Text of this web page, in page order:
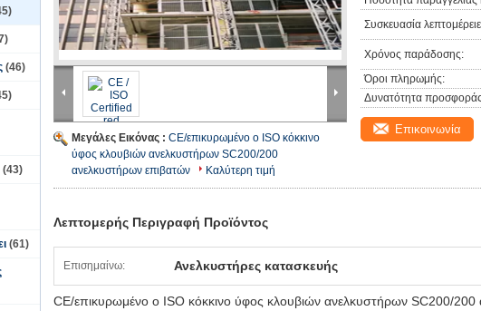
(46)
(43)
(61)
Μεγάλες Εικόνας : CE/επικυρωμένο ο ISO κόκκινο
ύφος κλουβιών ανελκυστήρων SC200/200
ανελκυστήρων επιβατών
Καλύτερη τιμή
Συσκευασία
Χρόνος παράδοσης:
Όροι πληρωμής:
Δυνατότητα
Επικοινωνία
Λεπτομερής Περιγραφή Προϊόντος
Επισημαίνω: Ανελκυστήρες κατασκευής
CE/επικυρωμένο ο ISO κόκκινο ύφος κλουβιών ανελκυστήρων SC200/